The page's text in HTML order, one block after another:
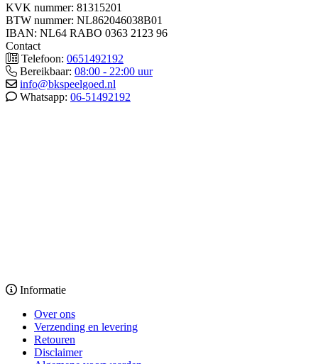
KVK nummer: 81315201
BTW nummer: NL862046038B01
IBAN: NL64 RABO 0363 2123 96
Contact
Telefoon: 0651492192
Bereikbaar: 08:00 - 22:00 uur
info@bkspeelgoed.nl
Whatsapp: 06-51492192
Informatie
Over ons
Verzending en levering
Retouren
Disclaimer